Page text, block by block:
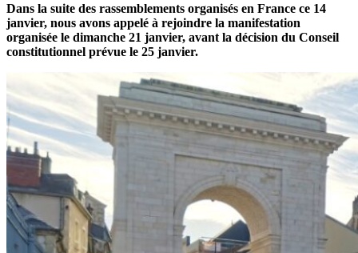
Dans la suite des rassemblements organisés en France ce 14
janvier, nous avons appelé à rejoindre la manifestation
organisée le dimanche 21 janvier, avant la décision du Conseil
constitutionnel prévue le 25 janvier.